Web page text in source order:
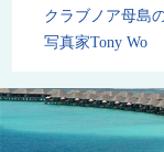
クラブノア母島
写真家Tony Wo